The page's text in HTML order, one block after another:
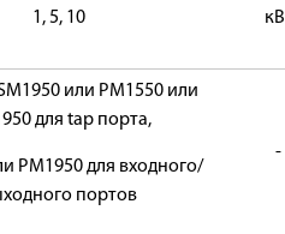
1, 5, 10
или PM1550 или
для tap порта,
PM1950 для входного/
портов
-